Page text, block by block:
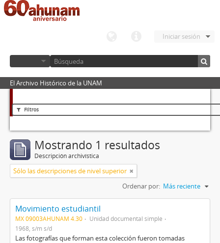
Iniciar sesión
El Archivo Histórico de la UNAM
Filtros
Mostrando 1 resultados
Descripción archivística
Sólo las descripciones de nivel superior
Ordenar por: Más reciente
Movimiento estudiantil
MX 09003AHUNAM 4.30
Unidad documental simple
1968, s/m s/d
Las fotografías que forman esta colección fueron tomadas